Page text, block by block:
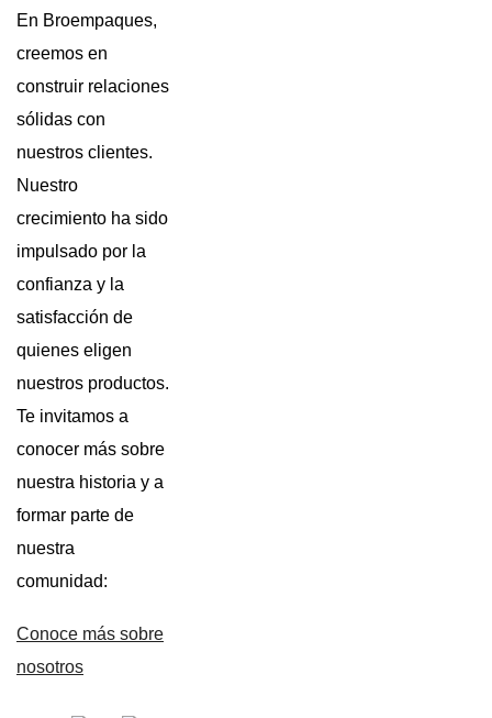
En Broempaques,
creemos en
construir relaciones
sólidas con
nuestros clientes.
Nuestro
crecimiento ha sido
impulsado por la
confianza y la
satisfacción de
quienes eligen
nuestros productos.
Te invitamos a
conocer más sobre
nuestra historia y a
formar parte de
nuestra
comunidad:
Conoce más sobre
nosotros